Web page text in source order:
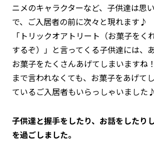
ニメのキャラクターなど、子供達は思
で、ご入居者の前に次々と現れます♪
「トリックオアトリート（お菓子をく
するぞ）」と言ってくる子供達には、
お菓子をたくさんあげてしまいますね
まで言われなくても、お菓子をあげて
ているご入居者もいらっしゃいました♪
子供達と握手をしたり、お話をしたり
を過ごしました。